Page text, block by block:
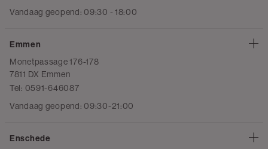
Vandaag geopend: 09:30 - 18:00
Emmen
Monetpassage 176-178
7811 DX Emmen
Tel: 0591-646087
Vandaag geopend: 09:30-21:00
Enschede